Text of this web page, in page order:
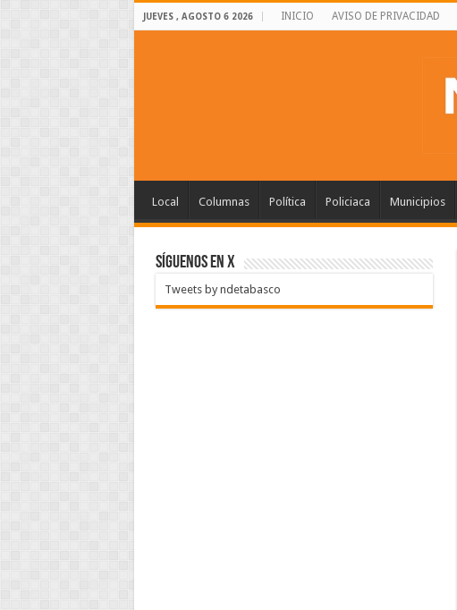
JUEVES , AGOSTO 6 2026 INICIO AVISO DE PRIVACIDAD
Local Columnas Política Policiaca Municipios
SÍGUENOS EN X
Tweets by ndetabasco